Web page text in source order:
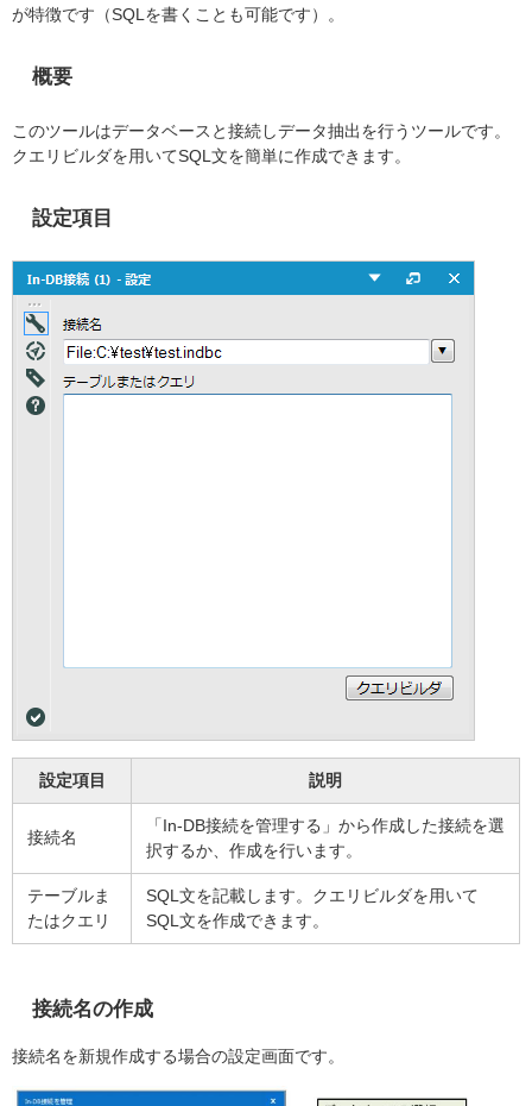
が特徴です（SQLを書くことも可能です）。
概要
このツールはデータベースと接続しデータ抽出を行うツールです。
クエリビルダを用いてSQL 文を簡単に作成できます。
設定項目
設定項目 説明
接続名
「In-DB接続を管理する」から作成した接続を選
択するか、作成を行います。
テーブルま
たはクエリ
SQL文を記載します。クエリビルダを用いて
SQL文を作成できます。
接続名の作成
接続名を新規作成する場合の設定画面です。